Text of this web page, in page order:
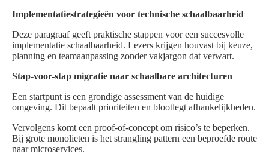
Implementatiestrategieën voor technische schaalbaarheid
Deze paragraaf geeft praktische stappen voor een succesvolle
implementatie schaalbaarheid. Lezers krijgen houvast bij keuze,
planning en teamaanpassing zonder vakjargon dat verwart.
Stap-voor-stap migratie naar schaalbare architecturen
Een startpunt is een grondige assessment van de huidige
omgeving. Dit bepaalt prioriteiten en blootlegt afhankelijkheden.
Vervolgens komt een proof-of-concept om risico’s te beperken.
Bij grote monolieten is het strangling pattern een beproefde route
naar microservices.